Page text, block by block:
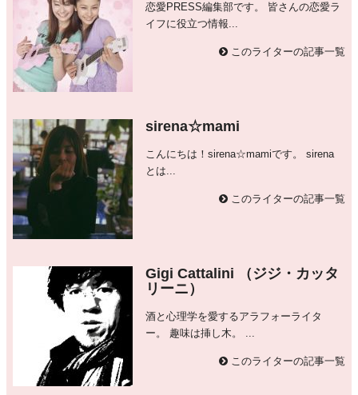
恋愛PRESS編集部です。 皆さんの恋愛ラ
イフに役立つ情報...
このライターの記事一覧
sirena☆mami
こんにちは！sirena☆mamiです。 sirena
とは...
このライターの記事一覧
Gigi Cattalini （ジジ・カッタ
リーニ）
酒と心理学を愛するアラフォーライタ
ー。 趣味は挿し木。 ...
このライターの記事一覧